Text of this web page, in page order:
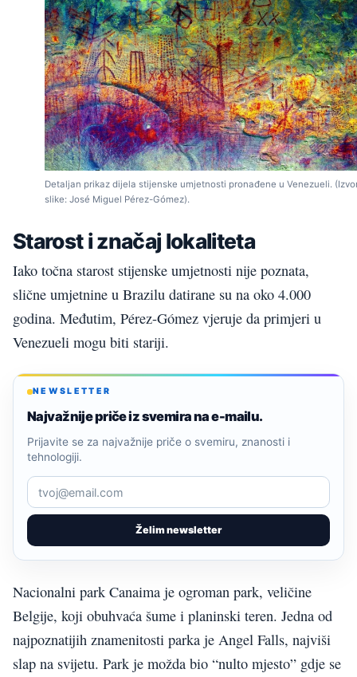
Detaljan prikaz dijela stijenske umjetnosti pronađene u Venezueli.
slike: José Miguel Pérez-Gómez).
Starost i značaj lokaliteta
Iako točna starost stijenske umjetnosti nije poznata,
slične umjetnine u Brazilu datirane su na oko 4.000
godina. Međutim, Pérez-Gómez vjeruje da primjeri u
Venezueli mogu biti stariji.
NEWSLETTER
Najvažnije priče iz svemira na e-mailu.
Želim newsletter
Prijavite se za najvažnije priče o svemiru, znanosti i
tehnologiji.
Nacionalni park Canaima je ogroman park, veličine
Belgije, koji obuhvaća šume i planinski teren. Jedna od
najpoznatijih znamenitosti parka je Angel Falls, najviši
slap na svijetu. Park je možda bio “nulto mjesto” gdje se